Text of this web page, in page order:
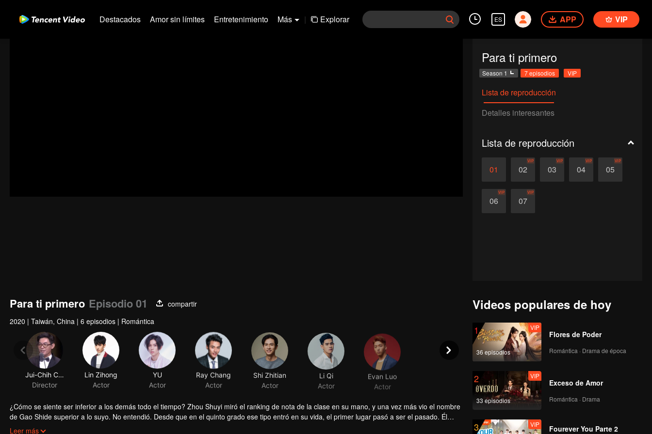
Destacados Amor sin límites Entretenimiento Más | Explorar ES APP VIP
Para ti primero
Season 1 7 episodios VIP
Lista de reproducción
Detalles interesantes
Lista de reproducción
01 02
VIP
03
VIP
04
VIP
05
VIP
06
VIP
07
VIP
Para ti primero Episodio 01
compartir
2020 | Taiwán, China | 6 episodios | Romántica
Jui-Chih Chiang
Director
Lin Zihong
Actor
YU
Actor
Ray Chang
Actor
Shi Zhitian
Actor
Li Qi
Actor
Evan Luo
Actor
¿Cómo se siente ser inferior a los demás todo el tiempo? Zhou Shuyi miró el ranking de nota de la clase en su mano, y una vez más vio el nombre
de Gao Shide superior a lo suyo. No entendió. Desde que en el quinto grado ese tipo entró en su vida, el primer lugar pasó a ser el pasado. Él
pasó de "siempre ocupar el primer puesto" a " siempre ocupar el segundo puesto". Finalmente, no tuvo que soportarlo hasta que llegó al tercer
Leer más
Videos populares de hoy
1
36 episodios
VIP
Flores de Poder
Romántica · Drama de época
2
33 episodios
VIP
Exceso de Amor
Romántica · Drama
3 VIP
Fourever You Parte 2